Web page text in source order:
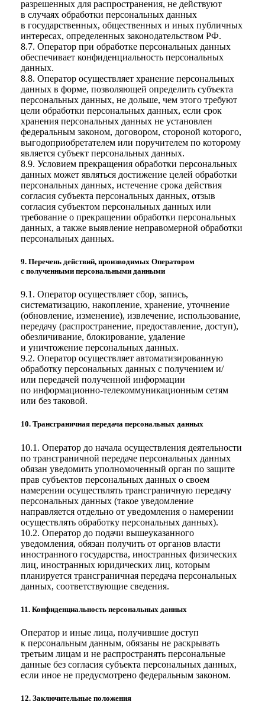
разрешенных для распространения, не действуют
в случаях обработки персональных данных
в государственных, общественных и иных публичных
интересах, определенных законодательством РФ.
8.7. Оператор при обработке персональных данных
обеспечивает конфиденциальность персональных
данных.
8.8. Оператор осуществляет хранение персональных
данных в форме, позволяющей определить субъекта
персональных данных, не дольше, чем этого требуют
цели обработки персональных данных, если срок
хранения персональных данных не установлен
федеральным законом, договором, стороной которого,
выгодоприобретателем или поручителем по которому
является субъект персональных данных.
8.9. Условием прекращения обработки персональных
данных может являться достижение целей обработки
персональных данных, истечение срока действия
согласия субъекта персональных данных, отзыв
согласия субъектом персональных данных или
требование о прекращении обработки персональных
данных, а также выявление неправомерной обработки
персональных данных.
9. Перечень действий, производимых Оператором
с полученными персональными данными
9.1. Оператор осуществляет сбор, запись,
систематизацию, накопление, хранение, уточнение
(обновление, изменение), извлечение, использование,
передачу (распространение, предоставление, доступ),
обезличивание, блокирование, удаление
и уничтожение персональных данных.
9.2. Оператор осуществляет автоматизированную
обработку персональных данных с получением и/
или передачей полученной информации
по информационно-телекоммуникационным сетям
или без таковой.
10. Трансграничная передача персональных данных
10.1. Оператор до начала осуществления деятельности
по трансграничной передаче персональных данных
обязан уведомить уполномоченный орган по защите
прав субъектов персональных данных о своем
намерении осуществлять трансграничную передачу
персональных данных (такое уведомление
направляется отдельно от уведомления о намерении
осуществлять обработку персональных данных).
10.2. Оператор до подачи вышеуказанного
уведомления, обязан получить от органов власти
иностранного государства, иностранных физических
лиц, иностранных юридических лиц, которым
планируется трансграничная передача персональных
данных, соответствующие сведения.
11. Конфиденциальность персональных данных
Оператор и иные лица, получившие доступ
к персональным данным, обязаны не раскрывать
третьим лицам и не распространять персональные
данные без согласия субъекта персональных данных,
если иное не предусмотрено федеральным законом.
12. Заключительные положения